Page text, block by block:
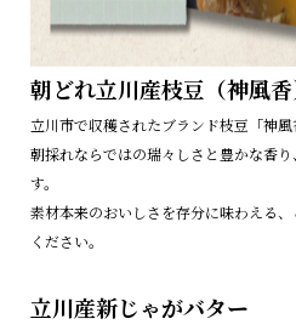
朝どれ立川産枝豆（神風香
立川市で収穫されたブランド枝豆「神風
朝採れならではの瑞々しさと豊かな香
す。
素材本来のおいしさを存分に味わえる
ください。
立川産新じゃがバター